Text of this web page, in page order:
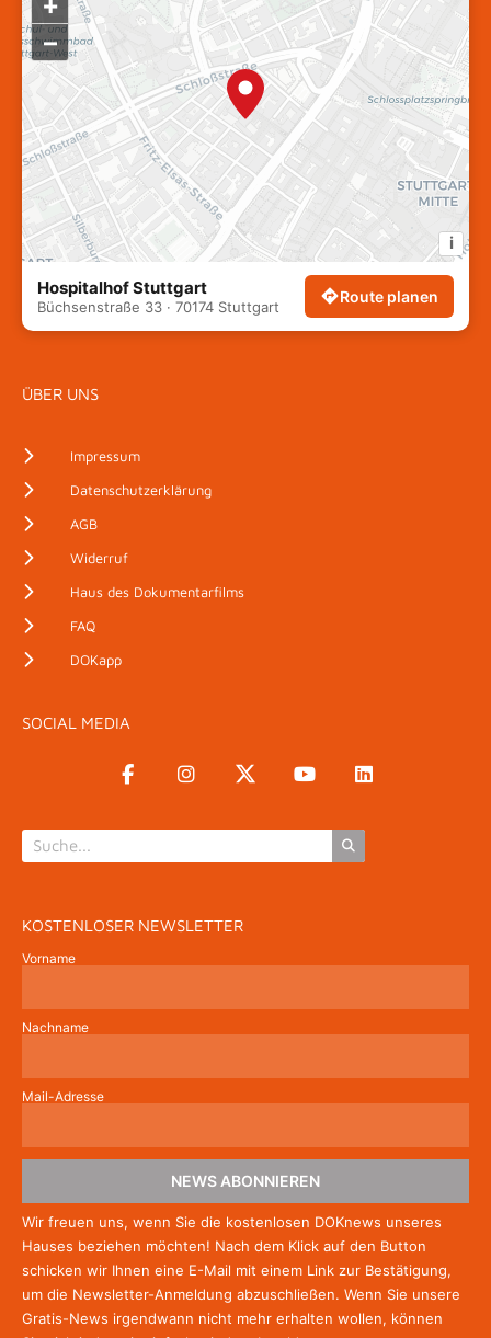
–
i
Hospitalhof Stuttgart
Büchsenstraße 33 · 70174 Stuttgart
Route planen
ÜBER UNS
Impressum
Datenschutzerklärung
AGB
Widerruf
Haus des Dokumentarfilms
FAQ
DOKapp
SOCIAL MEDIA
KOSTENLOSER NEWSLETTER
Vorname
Nachname
Mail-Adresse
NEWS ABONNIEREN
Wir freuen uns, wenn Sie die kostenlosen DOKnews unseres
Hauses beziehen möchten! Nach dem Klick auf den Button
schicken wir Ihnen eine E-Mail mit einem Link zur Bestätigung,
um die Newsletter-Anmeldung abzuschließen. Wenn Sie unsere
Gratis-News irgendwann nicht mehr erhalten wollen, können